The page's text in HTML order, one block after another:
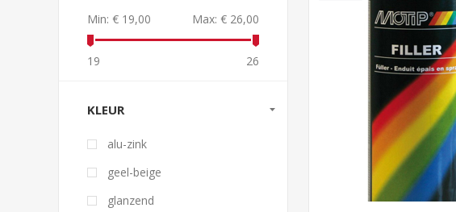
Min: € 19,00 Max: € 26,00
19 26
KLEUR
alu-zink
geel-beige
glanzend